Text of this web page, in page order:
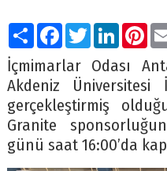
PaylaşFacebook
Twitter
İçmimarlar Odası
Akdeniz Üniversitesi
gerçekleştirmiş
Granite
günü saat 16:00’da